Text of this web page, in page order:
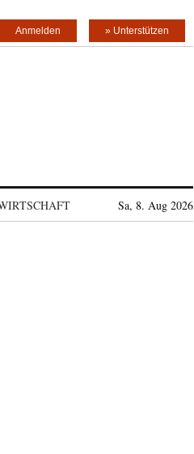
» Unterstützen
Anmelden
Sa, 8. Aug 2026